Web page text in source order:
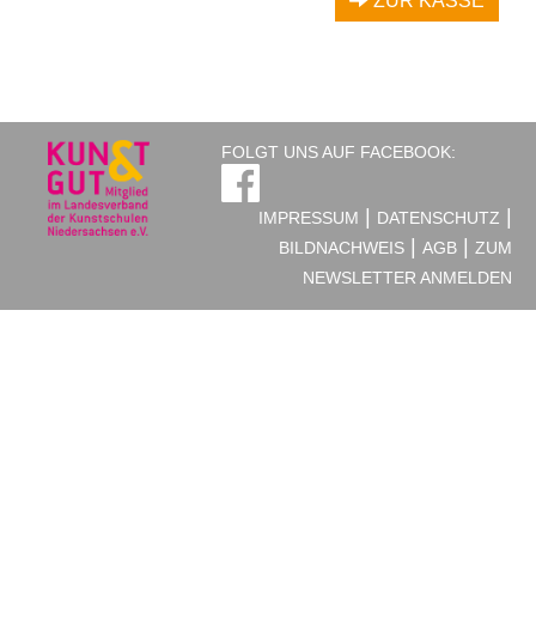
FOLGT UNS AUF FACEBOOK:
IMPRESSUM DATENSCHUTZ
BILDNACHWEIS AGB
ZUM
NEWSLETTER ANMELDEN